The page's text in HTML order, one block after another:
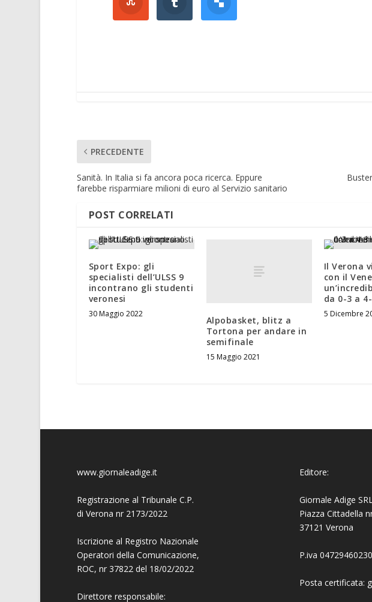
PRECEDENTE
Sanità. In Italia si fa ancora poca ricerca. Eppure
farebbe risparmiare milioni di euro al Servizio sanitario
POST CORRELATI
Sport Expo: gli
specialisti dell’ULSS 9
incontrano gli studenti
veronesi
30 Maggio 2022
Alpobasket, blitz a
Tortona per andare in
semifinale
15 Maggio 2021
Il Verona
con il
da 0-3 a
5 Dicembre
www.giornaleadige.it
Registrazione al Tribunale C.P.
di Verona nr 2173/2022
Iscrizione al Registro Nazionale
Operatori della Comunicazione,
ROC, nr 37822 del 18/02/2022
Direttore responsabile:
Editore:
Giornale Adige
Piazza Cittadella
37121 Verona
P.iva
Posta certificata: